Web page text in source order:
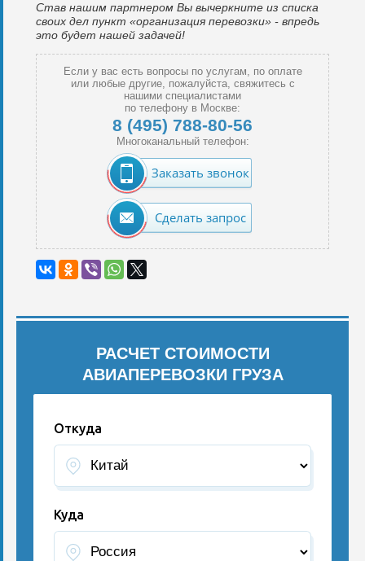
Став нашим партнером Вы вычеркните из списка
своих дел пункт «организация перевозки» - впредь
это будет нашей задачей!
Если у вас есть вопросы по услугам, по оплате
или любые другие, пожалуйста, свяжитесь с
нашими специалистами
по телефону в Москве:
8 (495) 788-80-56
Многоканальный телефон:
Заказать звонок
Сделать запрос
РАСЧЕТ СТОИМОСТИ
АВИАПЕРЕВОЗКИ ГРУЗА
Откуда
Куда